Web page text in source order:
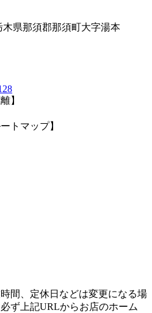
県那須郡那須町大字湯本
】
トマップ】
間、定休日などは変更になる場
ず上記URLからお店のホーム